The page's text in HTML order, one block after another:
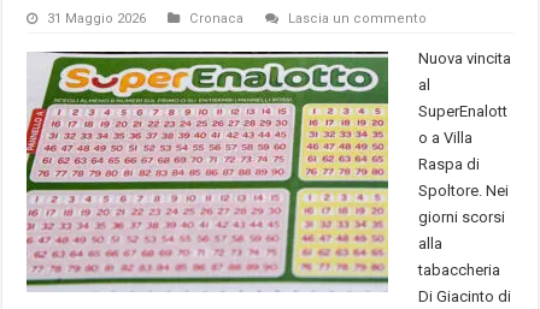
31 Maggio 2026 Cronaca Lascia un commento
Nuova vincita
al
SuperEnalott
o a Villa
Raspa di
Spoltore. Nei
giorni scorsi
alla
tabaccheria
Di Giacinto di